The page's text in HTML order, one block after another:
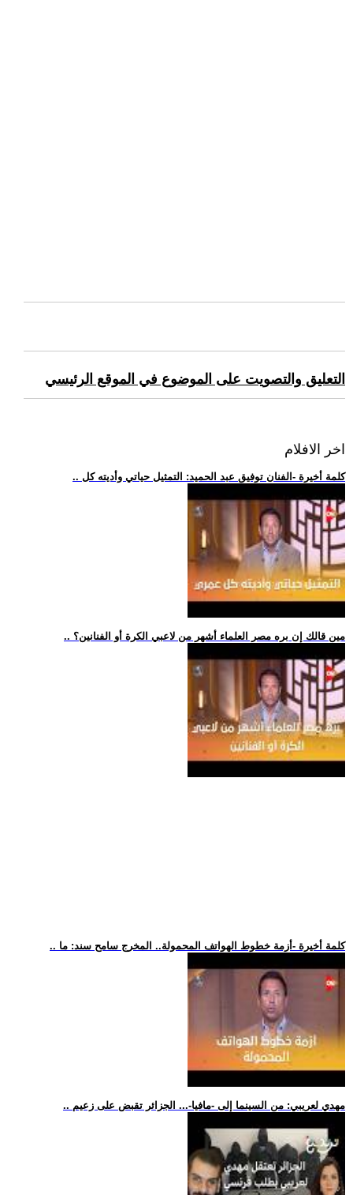
التعليق والتصويت على الموضوع في الموقع الرئيسي
اخر الافلام
.. كلمة أخيرة -الفنان توفيق عبد الحميد: التمثيل حياتي وأديته كل
.. مين قالك إن بره مصر العلماء أشهر من لاعبي الكرة أو الفنانين؟
.. كلمة أخيرة -أزمة خطوط الهواتف المحمولة.. المخرج سامح سند: ما
.. مهدي لعريبي: من السينما إلى -مافيا-... الجزائر تقبض على زعيم